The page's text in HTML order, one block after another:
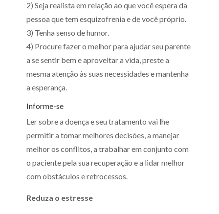
2) Seja realista em relação ao que você espera da
pessoa que tem esquizofrenia e de você próprio.
3) Tenha senso de humor.
4) Procure fazer o melhor para ajudar seu parente
a se sentir bem e aproveitar a vida, preste a
mesma atenção às suas necessidades e mantenha
a esperança.
Informe-se
Ler sobre a doença e seu tratamento vai lhe
permitir a tomar melhores decisões, a manejar
melhor os conflitos, a trabalhar em conjunto com
o paciente pela sua recuperação e a lidar melhor
com obstáculos e retrocessos.
Reduza o estresse